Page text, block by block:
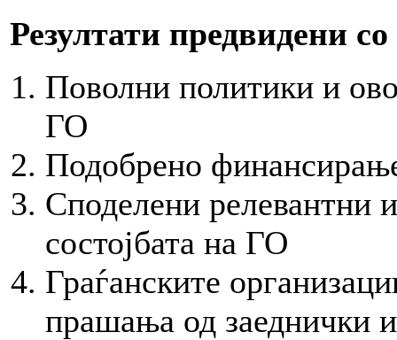
Резултати предвидени
Поволни политики и
ГО
Подобрено
Споделени релевантни
состојбата на ГО
Граѓанските
прашања од заеднички